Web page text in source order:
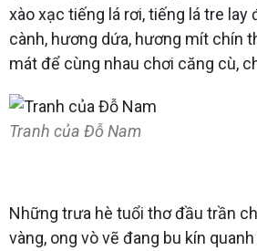
xào xạc tiếng lá rơi, tiếng lá tre
cành, hương dứa, hương mít chín
mát để cùng nhau chơi căng cù,
Tranh của Đỗ Nam
Những trưa hè tuổi thơ đầu trần
vàng, ong vò vẽ đang bu kín